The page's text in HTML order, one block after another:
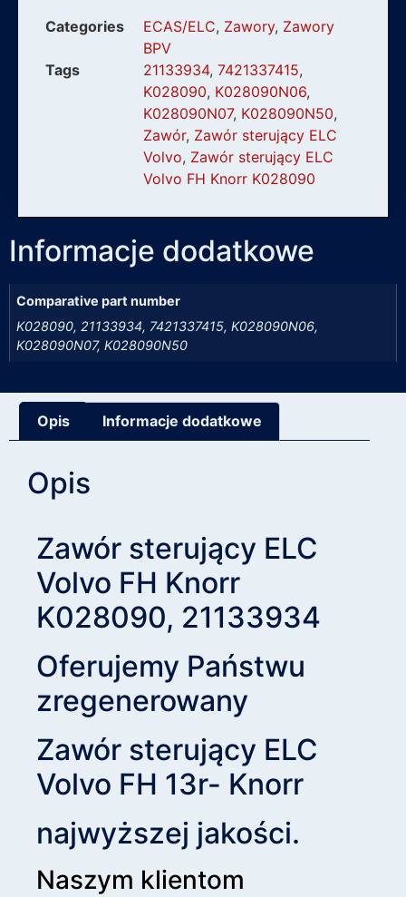
Categories ECAS/ELC, Zawory, Zawory
BPV
Tags
21133934, 7421337415,
K028090, K028090N06,
K028090N07, K028090N50,
Zawór, Zawór sterujący ELC
Volvo, Zawór sterujący ELC
Volvo FH Knorr K028090
Informacje dodatkowe
Comparative part number
K028090, 21133934, 7421337415, K028090N06,
K028090N07, K028090N50
Opis Informacje dodatkowe
Opis
Zawór sterujący ELC
Volvo FH Knorr
K028090, 21133934
Oferujemy Państwu
zregenerowany
Zawór sterujący ELC
Volvo FH 13r- Knorr
najwyższej jakości.
Naszym klientom